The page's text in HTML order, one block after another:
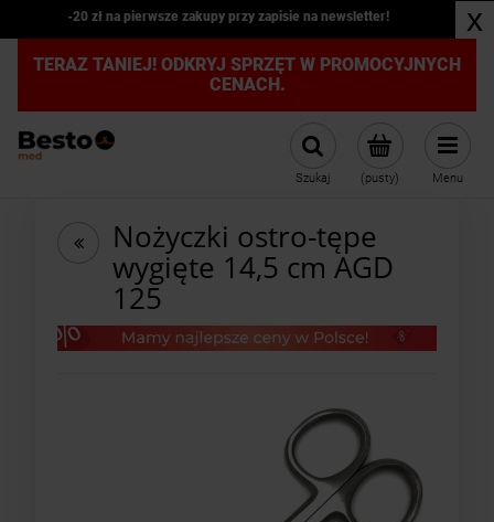
-20 zł na pierwsze zakupy przy zapisie na newsletter! x
TERAZ TANIEJ! ODKRYJ SPRZĘT W PROMOCYJNYCH
CENACH.
(pusty)
Szukaj Menu
Nożyczki ostro-tępe
wygięte 14,5 cm AGD
125